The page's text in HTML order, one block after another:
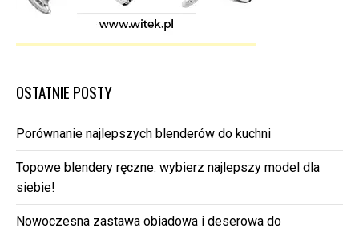
OSTATNIE POSTY
Porównanie najlepszych blenderów do kuchni
Topowe blendery ręczne: wybierz najlepszy model dla
siebie!
Nowoczesna zastawa obiadowa i deserowa do